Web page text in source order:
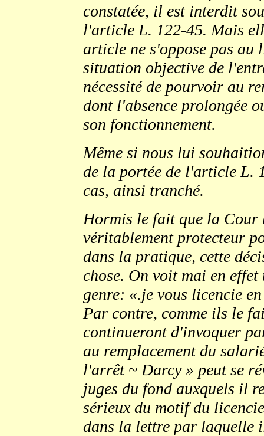
constatée, il est interdit
l'article L. 122-45. Mais
article ne s'oppose pas au
situation objective de
nécessité de pourvoir au
dont l'absence prolongée
son fonctionnement.
Même si nous lui
de la portée de l'article L.
cas, ainsi tranché.
Hormis le fait que la
véritablement protecteur
dans la pratique, cette
chose. On voit mai en
genre: «.je vous licencie
Par contre, comme ils le
continueront d'invoquer
au remplacement du
l'arrêt ~ Darcy » peut se
juges du fond auxquels il
sérieux du motif du
dans la lettre par laquelle